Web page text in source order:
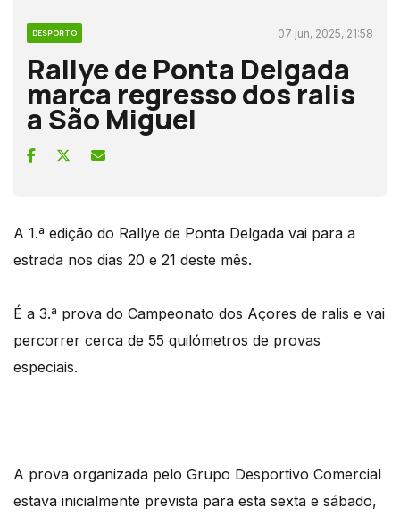
DESPORTO 07 jun, 2025, 21:58
Rallye de Ponta Delgada
marca regresso dos ralis
a São Miguel
A 1.ª edição do Rallye de Ponta Delgada vai para a
estrada nos dias 20 e 21 deste mês.
É a 3.ª prova do Campeonato dos Açores de ralis e vai
percorrer cerca de 55 quilómetros de provas
especiais.
A prova organizada pelo Grupo Desportivo Comercial
estava inicialmente prevista para esta sexta e sábado,